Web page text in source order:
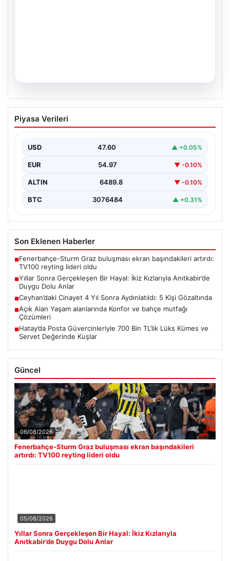
05.08.2026
Yıllar Sonra Gerçekleşen Bir Hayal: İkiz
Kızlarıyla Anıtkabir’de Duygu Dolu Anlar
(59) çifti, uzun yıllar çocuk sahibi olma…
Piyasa Verileri
USD 47.60 ▲ +0.05%
EUR 54.97 ▼ -0.10%
ALTIN 6489.8 ▼ -0.10%
BTC 3076484 ▲ +0.31%
Son Eklenen Haberler
■Fenerbahçe-Sturm Graz buluşması ekran başındakileri artırdı:
TV100 reyting lideri oldu
■Yıllar Sonra Gerçekleşen Bir Hayal: İkiz Kızlarıyla Anıtkabir’de
Duygu Dolu Anlar
■Ceyhan’daki Cinayet 4 Yıl Sonra Aydınlatıldı: 5 Kişi Gözaltında
■Açık Alan Yaşam alanlarında Konfor ve bahçe mutfağı
Çözümleri
■Hatay’da Posta Güvercinleriyle 700 Bin TL’lik Lüks Kümes ve
Servet Değerinde Kuşlar
Güncel
06/08/2026
Fenerbahçe-Sturm Graz buluşması ekran başındakileri
artırdı: TV100 reyting lideri oldu
05/08/2026
Yıllar Sonra Gerçekleşen Bir Hayal: İkiz Kızlarıyla
Anıtkabir’de Duygu Dolu Anlar